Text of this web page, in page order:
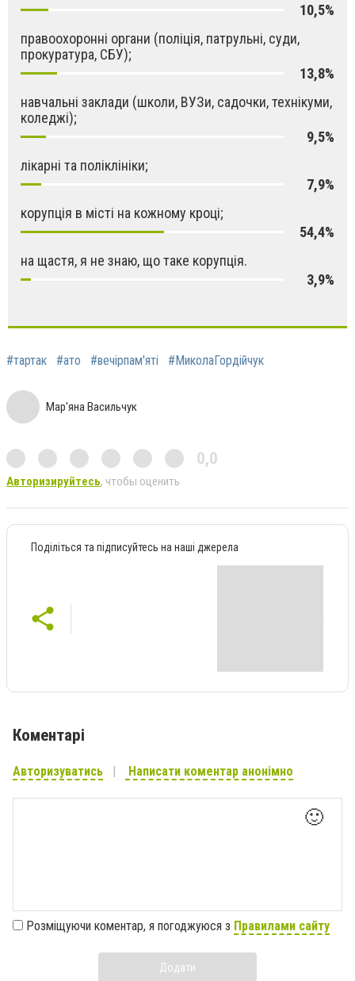
10,5%
правоохоронні органи (поліція, патрульні, суди,
прокуратура, СБУ);
13,8%
навчальні заклади (школи, ВУЗи, садочки, технікуми,
коледжі);
9,5%
лікарні та поліклініки;
7,9%
корупція в місті на кожному кроці;
54,4%
на щастя, я не знаю, що таке корупція.
3,9%
#тартак #ато #вечірпам'яті #МиколаГордійчук
Мар'яна Васильчук
0,0
Авторизируйтесь, чтобы оценить
Поділіться та підписуйтесь на наші джерела
Коментарі
Авторизуватись Написати коментар анонімно
🙂
Розміщуючи коментар, я погоджуюся з Правилами сайту
Додати